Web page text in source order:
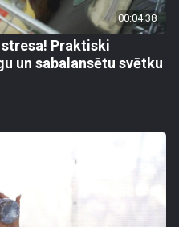
00:04:38
Praktiski
un sabalansētu svētku